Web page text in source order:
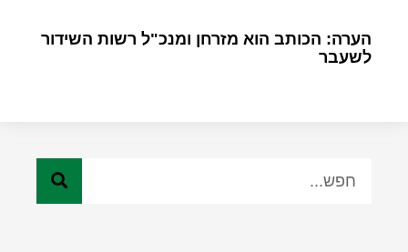
הערה: הכותב הוא מזרחן ומנכ"ל רשות השידור
לשעבר